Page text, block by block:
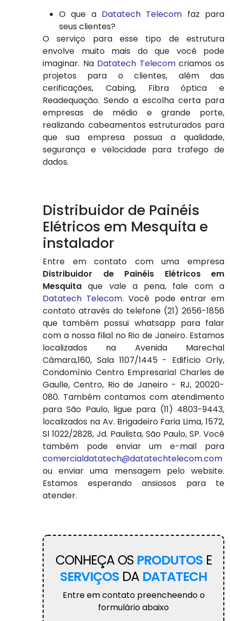
O que a Datatech Telecom faz para
seus clientes?
O serviço para esse tipo de estrutura
envolve muito mais do que você pode
imaginar. Na Datatech Telecomcriamos os
projetos para o clientes, além das
cerificações, Cabing, Fibra óptica e
Readequação. Sendo a escolha certa para
empresas de médio e grande porte,
realizando cabeamentos estruturados para
que sua empresa possua a qualidade,
segurança e velocidade para trafego de
dados.
Distribuidor de Painéis
Elétricos em Mesquita e
instalador
Entre em contato com uma empresa
Distribuidor de Painéis Elétricos em
Mesquita que vale a pena, fale com a
Datatech Telecom. Você pode entrar em
contato através do telefone (21) 2656-1856
que também possui whatsapp para falar
com a nossa filial no Rio de Janeiro. Estamos
localizados na Avenida Marechal
Câmara,160, Sala 1107/1445 - Edifício Orly,
Condomínio Centro Empresarial Charles de
Gaulle, Centro, Rio de Janeiro - RJ, 20020-
080. Também contamos com atendimento
para São Paulo, ligue para (11) 4803-9443,
localizados na Av. Brigadeiro Faria Lima, 1572,
Sl 1022/2828, Jd. Paulista, São Paulo, SP. Você
também pode enviar um e-mail para
comercialdatatech@datatechtelecom.com
ou enviar uma mensagem pelo website.
Estamos esperando ansiosos para te
atender.
CONHEÇA OS PRODUTOSE
SERVIÇOS DA DATATECH
Entre em contato preencheendo o
formulário abaixo